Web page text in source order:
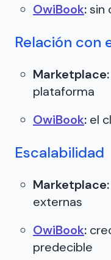
OwiBook:sin
Relación con
Marketplace:
plataforma
OwiBook: el
Escalabilidad
Marketplace:
externas
OwiBook:
predecible